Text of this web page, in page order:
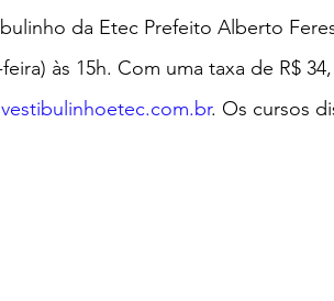
Férias Trânsito
da Etec Prefeito Alberto
às 15h. Com uma taxa de R$
. Os cursos